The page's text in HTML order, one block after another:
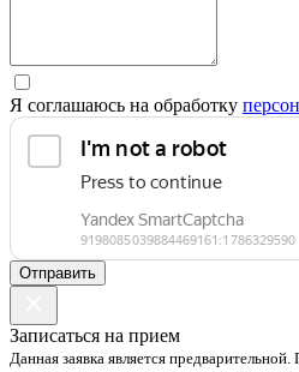
Я соглашаюсь на обработку
Отправить
Записаться на прием
Данная заявка является